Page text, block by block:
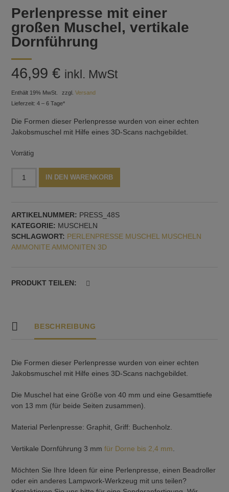
Perlenpresse mit einer
großen Muschel, vertikale
Dornführung
46,99€ inkl. MwSt
Enthält 19% MwSt. zzgl.Versand
Lieferzeit: 4 – 6 Tage*
Die Formen dieser Perlenpresse wurden von einer echten
Jakobsmuschel mit Hilfe eines 3D-Scans nachgebildet.
Vorrätig
Muschel,
vertikale
Dornführung
Menge
IN DEN WARENKORB
ARTIKELNUMMER: PRESS_48S
KATEGORIE: MUSCHELN
SCHLAGWORT: PERLENPRESSE MUSCHEL MUSCHELN
AMMONITE AMMONITEN 3D
PRODUKT TEILEN:
BESCHREIBUNG
Die Formen dieser Perlenpresse wurden von einer echten
Jakobsmuschel mit Hilfe eines 3D-Scans nachgebildet.
Die Muschel hat eine Größe von 40 mm und eine Gesamttiefe
von 13 mm (für beide Seiten zusammen).
Material Perlenpresse: Graphit, Griff: Buchenholz.
Vertikale Dornführung 3 mmfür Dorne bis 2,4 mm
Möchten Sie Ihre Ideen für eine Perlenpresse, einen Beadroller
oder ein anderes Lampwork-Werkzeug mit uns teilen?